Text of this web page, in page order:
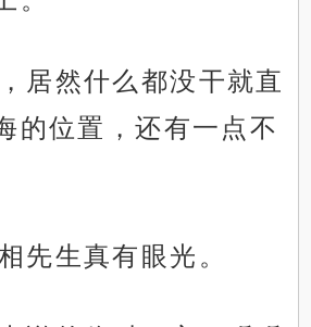
居然什么都没干就直
的位置，还有一点不
先生真有眼光。